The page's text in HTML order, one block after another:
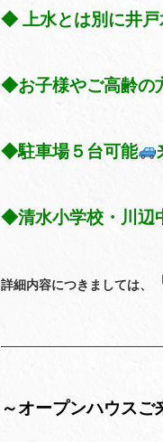
◆ 上水とは別に井戸
◆お子様やご高齢の
◆駐車場５台可能
◆清水小学校・川辺
詳細内容につきましては、 「
～オープンハウスご